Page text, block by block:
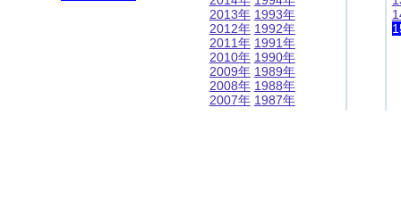
2013年
2012年
2011年
2010年
2009年
2008年
2007年
1993年
1992年
1991年
1990年
1989年
1988年
1987年